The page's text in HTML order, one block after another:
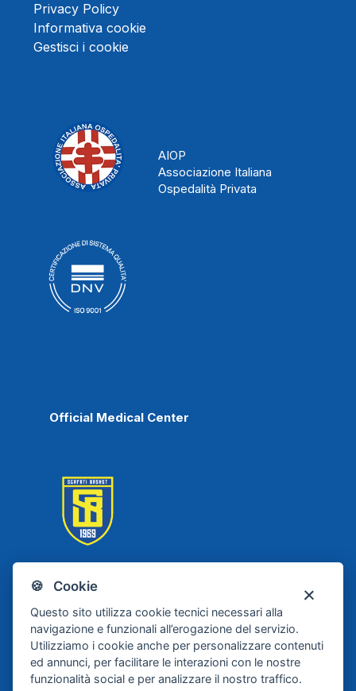
🍪 Cookie
Questo sito utilizza cookie tecnici necessari alla
navigazione e funzionali all’erogazione del servizio.
Utilizziamo i cookie anche per personalizzare contenuti
ed annunci, per facilitare le interazioni con le nostre
funzionalità social e per analizzare il nostro traffico.
Privacy Policy
Informativa cookie
Gestisci i cookie
AIOP
Associazione Italiana
Ospedalità Privata
Official Medical Center
Scafati Basket